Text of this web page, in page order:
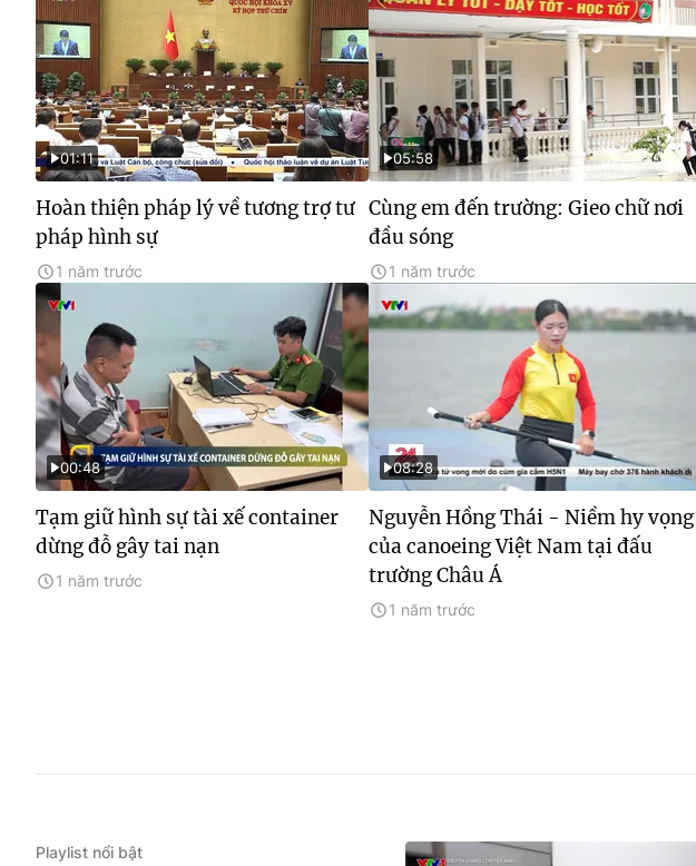
01:11
Hoàn thiện pháp lý về tương trợ tư
pháp hình sự
1 năm trước
05:58
Cùng em đến trường: Gieo chữ nơi
đầu sóng
1 năm trước
00:48
Tạm giữ hình sự tài xế container
dừng đỗ gây tai nạn
1 năm trước
08:28
Nguyễn Hồng Thái - Niềm hy vọng
của canoeing Việt Nam tại đấu
trường Châu Á
1 năm trước
Playlist nổi bật